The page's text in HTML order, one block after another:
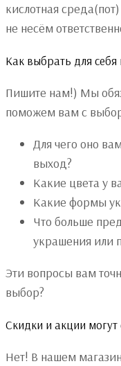
кислотная
не несём
Как выбрать для
Пишите нам!) Мы
поможем вам с
Для чего оно
выход?
Какие цвета у
Какие формы
Что больше
украшения или
Эти вопросы вам
выбор?
Скидки и акции могут
Нет! В нашем